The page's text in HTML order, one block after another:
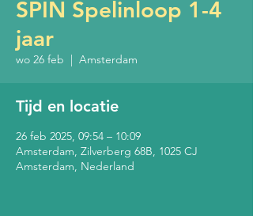
SPIN Spelinloop 1-4
jaar
wo 26 feb
  |
Amsterdam
Tijd en locatie
26 feb 2025, 09:54 – 10:09
Amsterdam, Zilverberg 68B, 1025 CJ
Amsterdam, Nederland